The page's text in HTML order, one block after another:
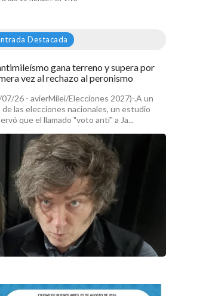
Destacada
gana terreno y supera por
vez al rechazo al peronismo
26 - avierMilei/Elecciones 2027)-.A un
de las elecciones nacionales, un estudio
que el llamado "voto anti" a Ja...